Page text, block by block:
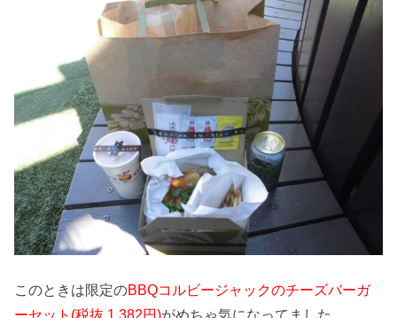
このときは限定のBBQコルビージャックのチーズバーガ
ーセット(税抜 1,382円)がめちゃ気になってました。